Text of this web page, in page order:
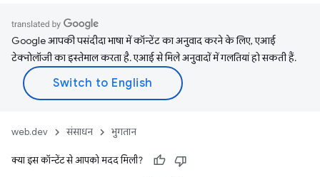
Google आपकी पसंदीदा भाषा में कॉन्टेंट का अनुवाद करने के लिए, एआई
टेक्नोलॉजी का इस्तेमाल करता है. एआई से मिले अनुवादों में गलतियां हो सकती हैं.
web.dev संसाधन भुगतान
क्या इस कॉन्टेंट से आपको मदद मिली?